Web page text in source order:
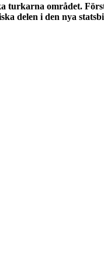
turkarna området.
delen i den nya